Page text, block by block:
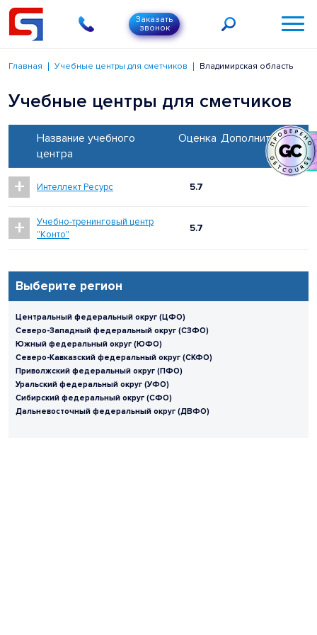
Заказать
звонок
Главная Учебные центры для сметчиков Владимирская область
Выберите регион
Центральный федеральный округ (ЦФО)
Северо-Западный федеральный округ (СЗФО)
Южный федеральный округ (ЮФО)
Северо-Кавказский федеральный округ (СКФО)
Приволжский федеральный округ (ПФО)
Уральский федеральный округ (УФО)
Сибирский федеральный округ (СФО)
Дальневосточный федеральный округ (ДВФО)
Учебные центры для сметчиков
Название учебного
центра
Оценка Дополнительно
+ Интеллект Ресурс 5.7
+
Учебно-тренинговый центр
"Конто"
5.7